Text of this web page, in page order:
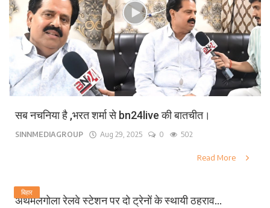
सब नचनिया है ,भरत शर्मा से bn24live की बातचीत।
SINNMEDIAGROUP Aug 29, 2025 0 502
Read More
बिहार
अथमलगोला रेलवे स्टेशन पर दो ट्रेनों के स्थायी ठहराव...